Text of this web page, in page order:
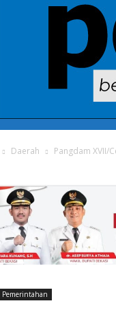
Daerah Pangdam XVII/
Pemerintahan